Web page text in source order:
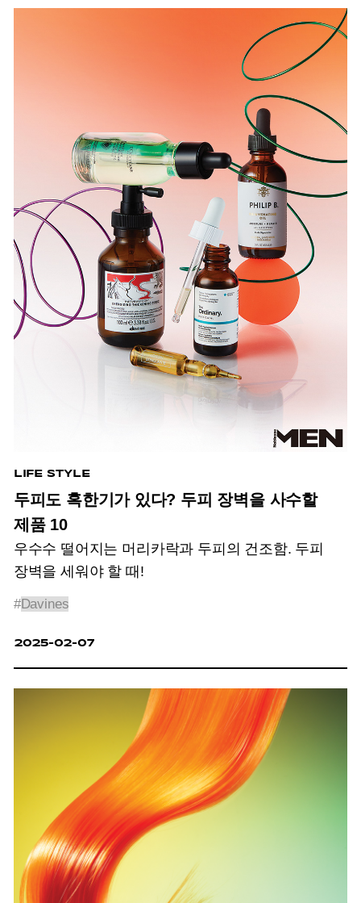
LIFE STYLE
두피도 혹한기가 있다? 두피 장벽을 사수할
제품 10
우수수 떨어지는 머리카락과 두피의 건조함. 두피
장벽을 세워야 할 때!
#Davines
2025-02-07